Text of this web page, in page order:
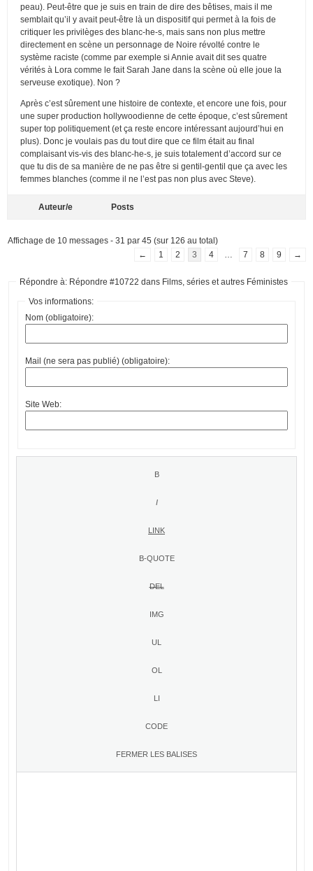
peau). Peut-être que je suis en train de dire des bêtises, mais il me
semblait qu’il y avait peut-être là un dispositif qui permet à la fois de
critiquer les privilèges des blanc-he-s, mais sans non plus mettre
directement en scène un personnage de Noire révolté contre le
système raciste (comme par exemple si Annie avait dit ses quatre
vérités à Lora comme le fait Sarah Jane dans la scène où elle joue la
serveuse exotique). Non ?
Après c’est sûrement une histoire de contexte, et encore une fois, pour
une super production hollywoodienne de cette époque, c’est sûrement
super top politiquement (et ça reste encore intéressant aujourd’hui en
plus). Donc je voulais pas du tout dire que ce film était au final
complaisant vis-vis des blanc-he-s, je suis totalement d’accord sur ce
que tu dis de sa manière de ne pas être si gentil-gentil que ça avec les
femmes blanches (comme il ne l’est pas non plus avec Steve).
Auteur/e Posts
Affichage de 10 messages - 31 par 45 (sur 126 au total)
←
1 2 3 4 7 8 9 →
Répondre à: Répondre #10722 dans Films, séries et autres Féministes
Vos informations:
Nom (obligatoire):
Mail (ne sera pas publié) (obligatoire):
Site Web: